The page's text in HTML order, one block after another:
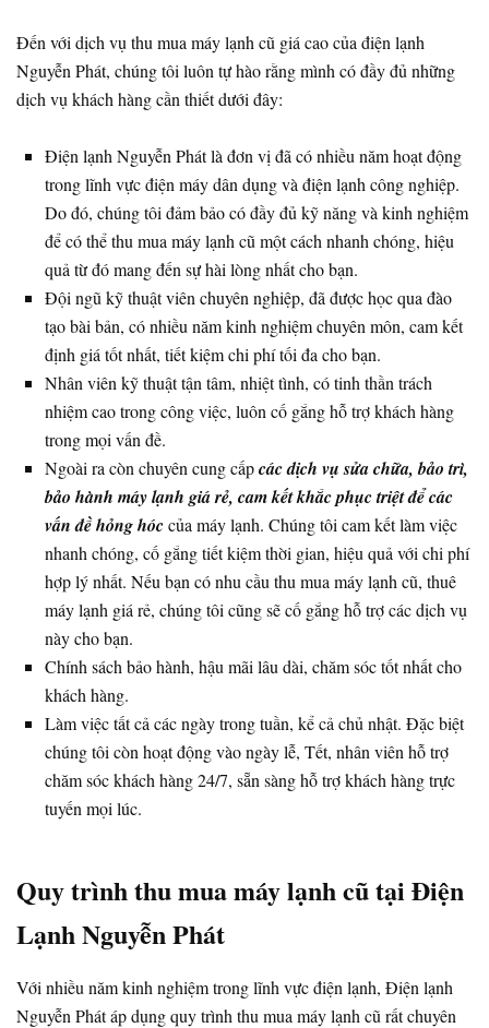
Đến với dịch vụ thu mua máy lạnh cũ giá cao của điện lạnh
Nguyễn Phát, chúng tôi luôn tự hào rằng mình có đầy đủ những
dịch vụ khách hàng cần thiết dưới đây:
Điện lạnh Nguyễn Phát là đơn vị đã có nhiều năm hoạt động
trong lĩnh vực điện máy dân dụng và điện lạnh công nghiệp.
Do đó, chúng tôi đảm bảo có đầy đủ kỹ năng và kinh nghiệm
để có thể thu mua máy lạnh cũ một cách nhanh chóng, hiệu
quả từ đó mang đến sự hài lòng nhất cho bạn.
Đội ngũ kỹ thuật viên chuyên nghiệp, đã được học qua đào
tạo bài bản, có nhiều năm kinh nghiệm chuyên môn, cam kết
định giá tốt nhất, tiết kiệm chi phí tối đa cho bạn.
Nhân viên kỹ thuật tận tâm, nhiệt tình, có tinh thần trách
nhiệm cao trong công việc, luôn cố gắng hỗ trợ khách hàng
trong mọi vấn đề.
Ngoài ra còn chuyên cung cấpcác dịch vụ sửa chữa, bảo trì,
bảo hành máy lạnh giá rẻ, cam kết khắc phục triệt để các
vấn đề hỏng hóccủa máy lạnh. Chúng tôi cam kết làm việc
nhanh chóng, cố gắng tiết kiệm thời gian, hiệu quả với chi phí
hợp lý nhất. Nếu bạn có nhu cầu thu mua máy lạnh cũ, thuê
máy lạnh giá rẻ, chúng tôi cũng sẽ cố gắng hỗ trợ các dịch vụ
này cho bạn.
Chính sách bảo hành, hậu mãi lâu dài, chăm sóc tốt nhất cho
khách hàng.
Làm việc tất cả các ngày trong tuần, kể cả chủ nhật. Đặc biệt
chúng tôi còn hoạt động vào ngày lễ, Tết, nhân viên hỗ trợ
chăm sóc khách hàng 24/7, sẵn sàng hỗ trợ khách hàng trực
tuyến mọi lúc.
Quy trình thu mua máy lạnh cũ tại Điện
Lạnh Nguyễn Phát
Với nhiều năm kinh nghiệm trong lĩnh vực điện lạnh, Điện lạnh
Nguyễn Phát áp dụng quy trình thu mua máy lạnh cũ rất chuyên